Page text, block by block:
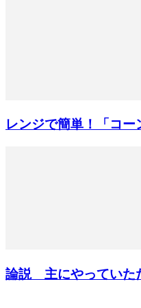
レンジで簡単！「コ
論説 主にやっていた